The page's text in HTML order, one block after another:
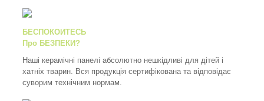
БЕСПОКОИТЕСЬ
Про БЕЗПЕКИ?
Наші керамічні панелі абсолютно нешкідливі для дітей і
хатніх тварин. Вся продукція сертифікована та відповідає
суворим технічним нормам.